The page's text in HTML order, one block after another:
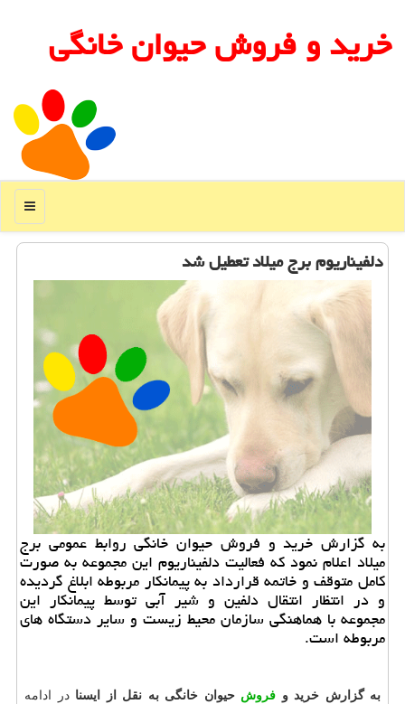
خرید و فروش حیوان خانگی
منو
دلفیناریوم برج میلاد تعطیل شد
به گزارش خرید و فروش حیوان خانگی روابط عمومی برج
میلاد اعلام نمود كه فعالیت دلفیناریوم این مجموعه به صورت
كامل متوقف و خاتمه قرارداد به پیمانكار مربوطه ابلاغ گردیده
و در انتظار انتقال دلفین و شیر آبی توسط پیمانكار این
مجموعه با هماهنگی سازمان محیط زیست و سایر دستگاه های
مربوطه است.
به گزارش خرید و فروش حیوان خانگی به نقل از ایسنا در ادامه